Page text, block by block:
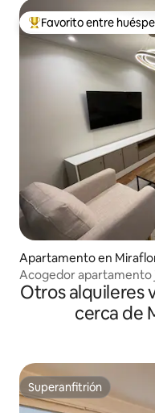
Favorito entre
Favorito entre
Apartamento en
Acogedor apartamento
Otros alquileres
cerca de
Superanfitrión
Superanfitrión